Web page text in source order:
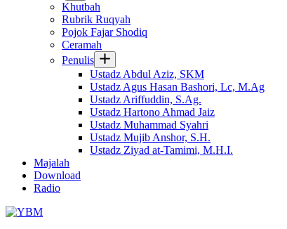
Khutbah
Rubrik Ruqyah
Pojok Fajar Shodiq
Ceramah
Penulis
Ustadz Abdul Aziz, SKM
Ustadz Agus Hasan Bashori, Lc, M.Ag
Ustadz Ariffuddin, S.Ag.
Ustadz Hartono Ahmad Jaiz
Ustadz Muhammad Syahri
Ustadz Mujib Anshor, S.H.
Ustadz Ziyad at-Tamimi, M.H.I.
Majalah
Download
Radio